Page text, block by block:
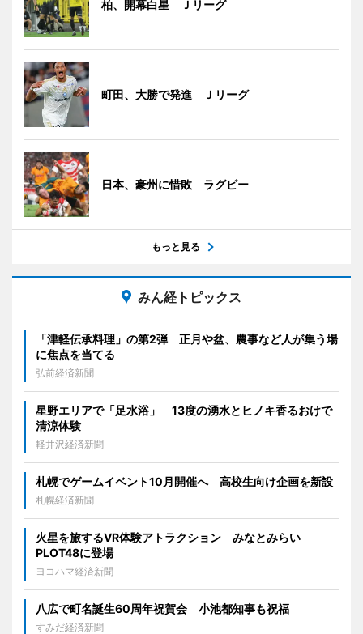
柏、開幕白星 Ｊリーグ
町田、大勝で発進 Ｊリーグ
日本、豪州に惜敗 ラグビー
もっと見る
みん経トピックス
「津軽伝承料理」の第2弾 正月や盆、農事など人が集う場
に焦点を当てる
弘前経済新聞
星野エリアで「足水浴」 13度の湧水とヒノキ香るおけで
清涼体験
軽井沢経済新聞
札幌でゲームイベント10月開催へ 高校生向け企画を新設
札幌経済新聞
火星を旅するVR体験アトラクション みなとみらい
PLOT48に登場
ヨコハマ経済新聞
八広で町名誕生60周年祝賀会 小池都知事も祝福
すみだ経済新聞